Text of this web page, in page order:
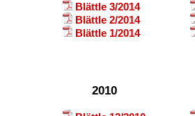
Blättle 3/2014
Blättle 2/2014
Blättle 1/2014
2010